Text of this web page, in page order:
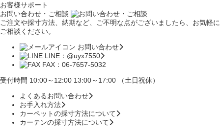
お客様サポート
お問い合わせ・ご相談
ご注文や採寸方法、納期など、ご不明な点がございましたら、お気軽に
ご相談ください。
お問い合わせ
LINE：@uyx7550
FAX：06-7657-5032
受付時間 10:00～12:00 13:00～17:00 （土日祝休）
よくあるお問い合わせ
お手入れ方法
カーペットの採寸方法について
カーテンの採寸方法について